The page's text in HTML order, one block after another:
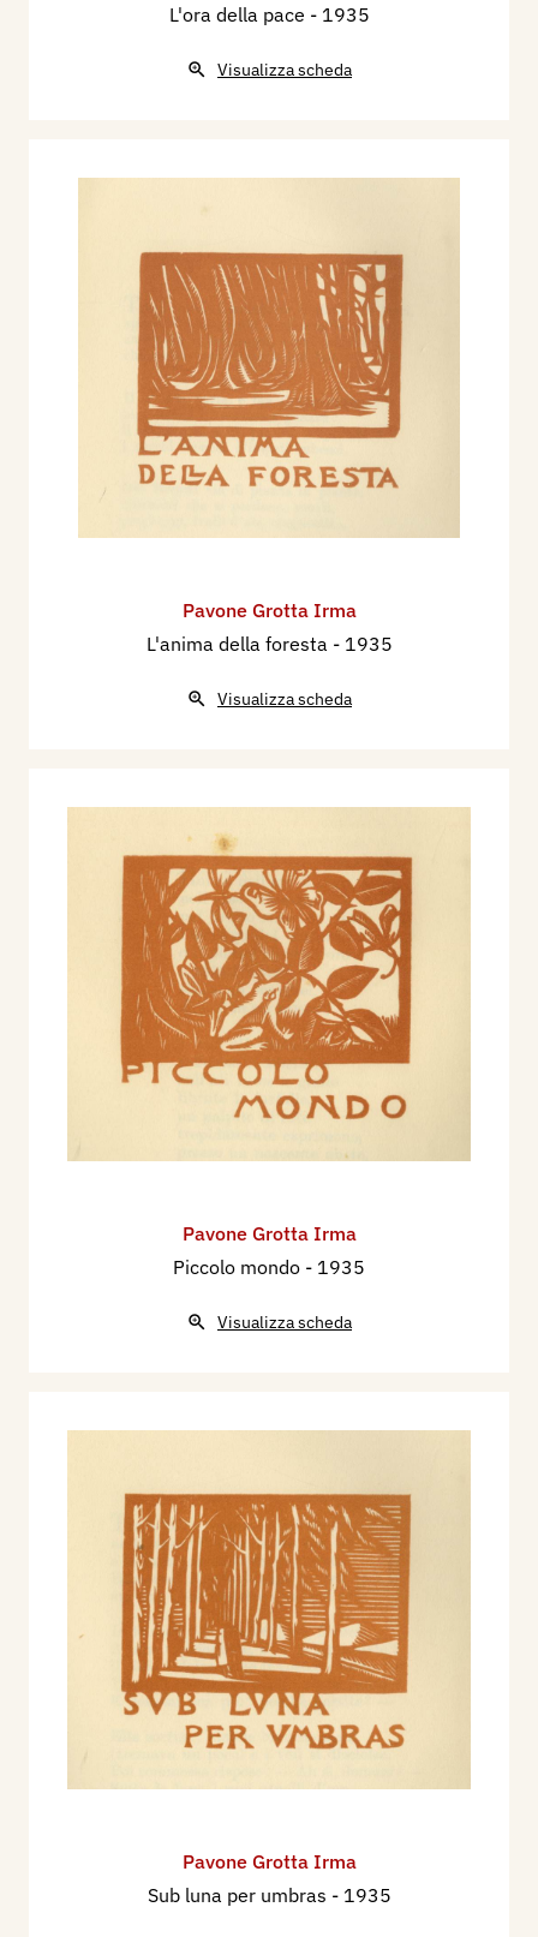
L'ora della pace - 1935
Visualizza scheda
Pavone Grotta Irma
L'anima della foresta - 1935
Visualizza scheda
Pavone Grotta Irma
Piccolo mondo - 1935
Visualizza scheda
Pavone Grotta Irma
Sub luna per umbras - 1935